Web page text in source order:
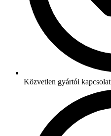
Közvetlen gyártói kapcsolat